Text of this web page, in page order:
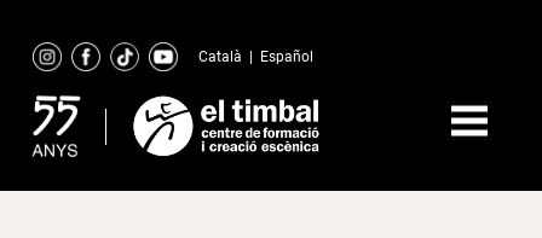
content
Català Español